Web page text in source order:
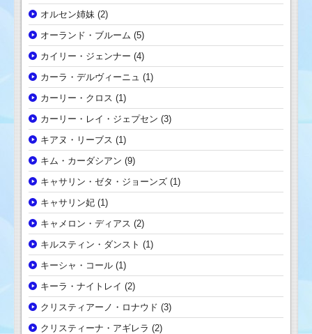
オルセン姉妹 (2)
オーランド・ブルーム (5)
カイリー・ジェンナー (4)
カーラ・デルヴィーニュ (1)
カーリー・クロス (1)
カーリー・レイ・ジェプセン (3)
キアヌ・リーブス (1)
キム・カーダシアン (9)
キャサリン・ゼタ・ジョーンズ (1)
キャサリン妃 (1)
キャメロン・ディアス (2)
キルスティン・ダンスト (1)
キーシャ・コール (1)
キーラ・ナイトレイ (2)
クリスティアーノ・ロナウド (3)
クリスティーナ・アギレラ (2)